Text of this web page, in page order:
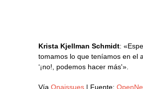
Krista Kjellman Schmidt:
tomamos lo que teníamos en el
‘¡no!, podemos hacer más'».
VíaOnaissues | Fuente: